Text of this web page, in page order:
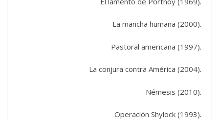
La mancha humana (2000).
Pastoral americana (1997).
La conjura contra América (2004).
Némesis (2010).
Operación Shylock (1993).